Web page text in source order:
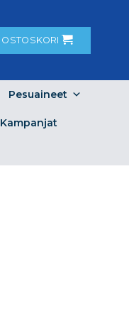
OSTOSKORI
Pesuaineet
Kampanjat